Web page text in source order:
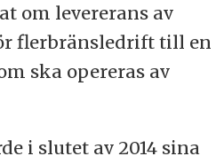
om levererans av
flerbränsledrift till en
ska opereras av
i slutet av 2014 sina